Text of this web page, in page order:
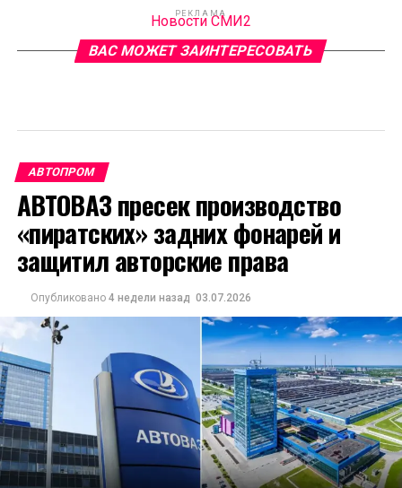
РЕКЛАМА
Новости СМИ2
ВАС МОЖЕТ ЗАИНТЕРЕСОВАТЬ
АВТОПРОМ
АВТОВАЗ пресек производство
«пиратских» задних фонарей и
защитил авторские права
Опубликовано 4 недели назад 03.07.2026